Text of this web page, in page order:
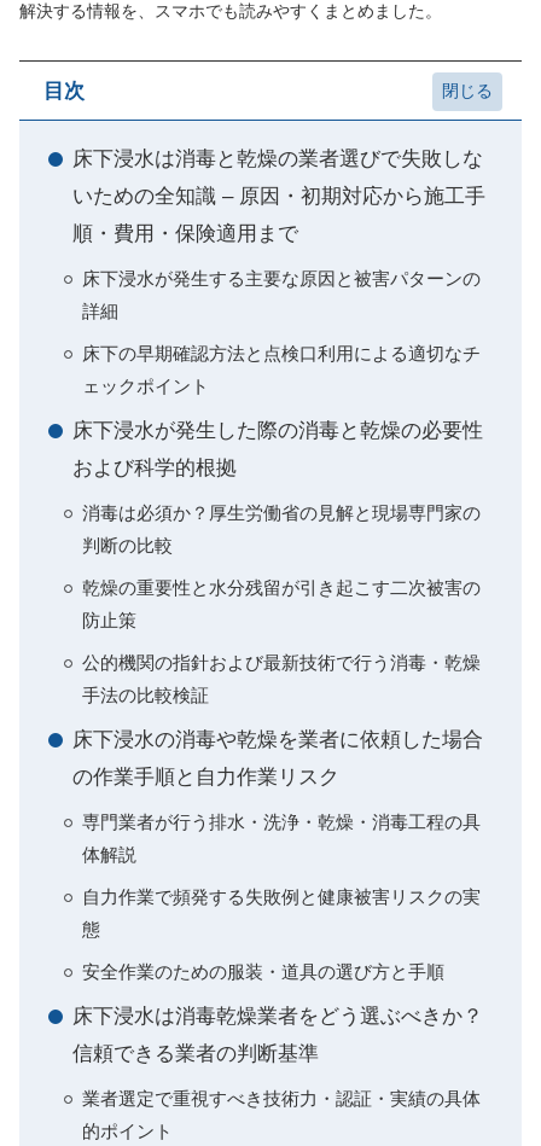
解決する情報を、スマホでも読みやすくまとめました。
目次
床下浸水は消毒と乾燥の業者選びで失敗しな
いための全知識 – 原因・初期対応から施工手
順・費用・保険適用まで
床下浸水が発生する主要な原因と被害パターンの
詳細
床下の早期確認方法と点検口利用による適切なチ
ェックポイント
床下浸水が発生した際の消毒と乾燥の必要性
および科学的根拠
消毒は必須か？厚生労働省の見解と現場専門家の
判断の比較
乾燥の重要性と水分残留が引き起こす二次被害の
防止策
公的機関の指針および最新技術で行う消毒・乾燥
手法の比較検証
床下浸水の消毒や乾燥を業者に依頼した場合
の作業手順と自力作業リスク
専門業者が行う排水・洗浄・乾燥・消毒工程の具
体解説
自力作業で頻発する失敗例と健康被害リスクの実
態
安全作業のための服装・道具の選び方と手順
床下浸水は消毒乾燥業者をどう選ぶべきか？
信頼できる業者の判断基準
業者選定で重視すべき技術力・認証・実績の具体
的ポイント